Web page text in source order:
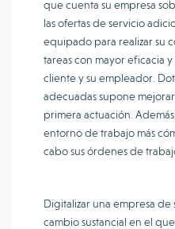
que cuenta su empresa
las ofertas de servicio
equipado para realizar su
tareas con mayor eficacia
cliente y su empleador.
adecuadas supone
primera actuación.
entorno de trabajo más
cabo sus órdenes de
Digitalizar una empresa
cambio sustancial en el